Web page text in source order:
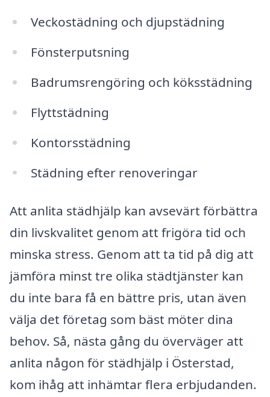
Veckostädning och djupstädning
Fönsterputsning
Badrumsrengöring och köksstädning
Flyttstädning
Kontorsstädning
Städning efter renoveringar
Att anlita städhjälp kan avsevärt förbättra
din livskvalitet genom att frigöra tid och
minska stress. Genom att ta tid på dig att
jämföra minst tre olika städtjänster kan
du inte bara få en bättre pris, utan även
välja det företag som bäst möter dina
behov. Så, nästa gång du överväger att
anlita någon för städhjälp i Österstad,
kom ihåg att inhämtar flera erbjudanden.